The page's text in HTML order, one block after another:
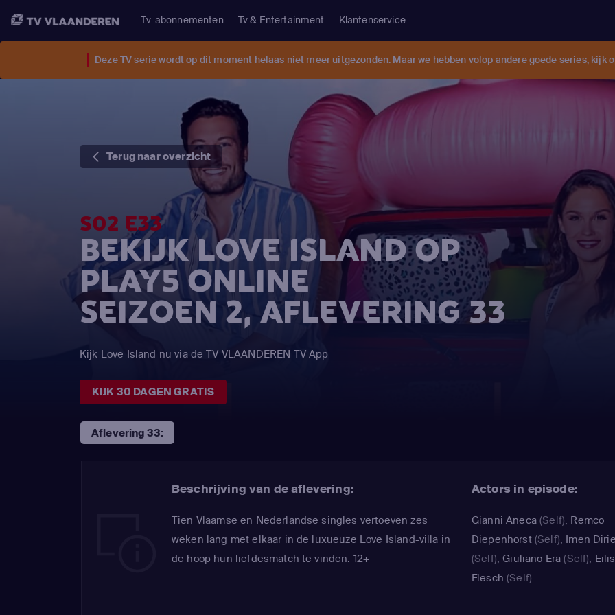
Tv-abonnementen Tv & Entertainment Klantenservice
Deze TV serie wordt op dit moment helaas niet meer uitgezonden. Maar we hebben volop andere goede series, kijk
Terug naar overzicht
S02 E33
BEKIJK LOVE ISLAND OP
PLAY5 ONLINE
SEIZOEN 2, AFLEVERING 33
Kijk Love Island nu via de TV VLAANDEREN TV App
KIJK 30 DAGEN GRATIS
Aflevering 33:
Beschrijving van de aflevering:
Tien Vlaamse en Nederlandse singles vertoeven zes
weken lang met elkaar in de luxueuze Love Island-villa in
de hoop hun liefdesmatch te vinden. 12+
Actors in episode:
Gianni Aneca(Self), Remco
Diepenhorst(Self), Imen
(Self),Giuliano Era (Self),
Flesch (Self)